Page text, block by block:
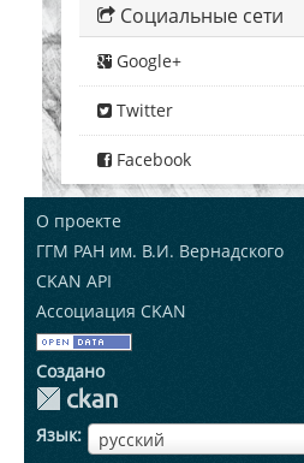
Социальные сети
Google+
Twitter
Facebook
О проекте
ГГМ РАН им. В.И. Вернадского
CKAN API
Ассоциация CKAN
Создано
Язык русский
ЯзыкЯзык